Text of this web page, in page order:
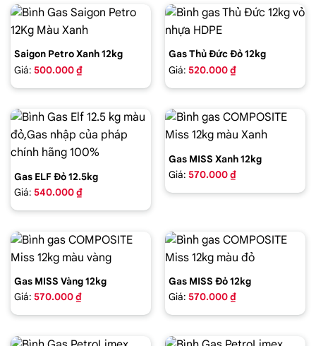
Saigon Petro Xanh 12kg
Giá: 500.000 ₫
Gas Thủ Đức Đỏ 12kg
Giá: 520.000 ₫
Gas ELF Đỏ 12.5kg
Giá: 540.000 ₫
Gas MISS Xanh 12kg
Giá: 570.000 ₫
Gas MISS Vàng 12kg
Giá: 570.000 ₫
Gas MISS Đỏ 12kg
Giá: 570.000 ₫